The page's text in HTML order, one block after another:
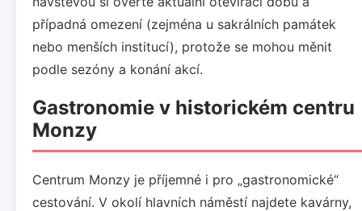
případná omezení (zejména u sakrálních památek
nebo menších institucí), protože se mohou měnit
podle sezóny a konání akcí.
Gastronomie v historickém centru
Monzy
Centrum Monzy je příjemné i pro „gastronomické“
cestování. V okolí hlavních náměstí najdete kavárny,